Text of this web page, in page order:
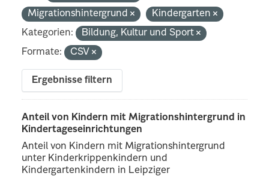
Migrationshintergrund
Kindergarten
Kategorien:
Bildung, Kultur und Sport
Formate:
CSV
Ergebnisse filtern
Anteil von Kindern mit Migrationshintergrund in
Kindertageseinrichtungen
Anteil von Kindern mit Migrationshintergrund
unter Kinderkrippenkindern und
Kindergartenkindern in Leipziger